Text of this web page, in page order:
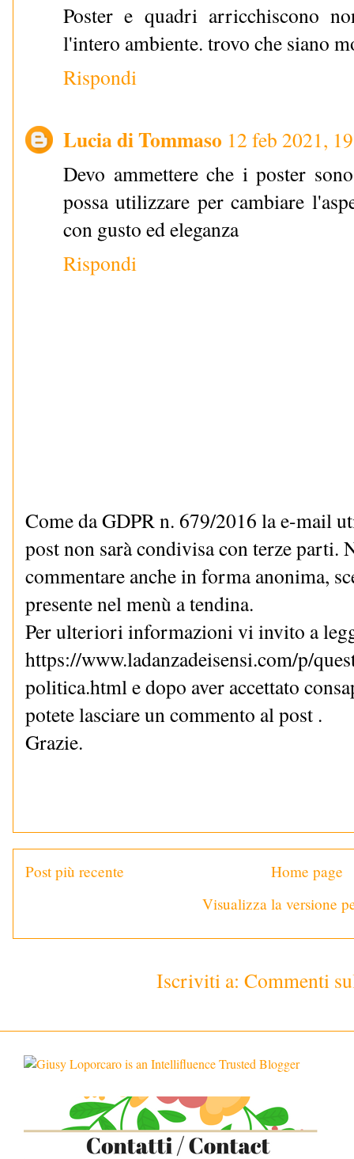
Poster e quadri arricchiscono
l'intero ambiente. trovo che siano
Rispondi
Lucia di Tommaso 12 feb 2021,
Devo ammettere che i poster
possa utilizzare per cambiare
con gusto ed eleganza
Rispondi
Come da GDPR n. 679/2016 la e-mail
post non sarà condivisa con terze parti.
commentare anche in forma anonima,
presente nel menù a tendina.
Per ulteriori informazioni vi invito a
https://www.ladanzadeisensi.com/p/
politica.html e dopo aver accettato
potete lasciare un commento al post .
Grazie.
Post più recente
Home page
Visualizza la versione
Iscriviti a: Commenti